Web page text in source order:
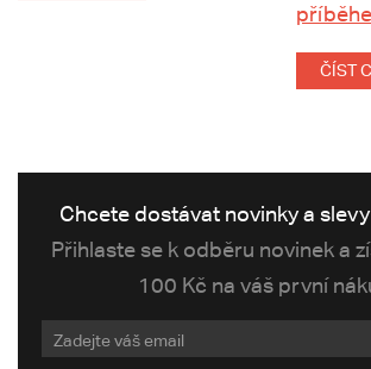
ČÍST
Chcete dostávat novinky a
Přihlaste se k odběru novinek a
100 Kč na váš první